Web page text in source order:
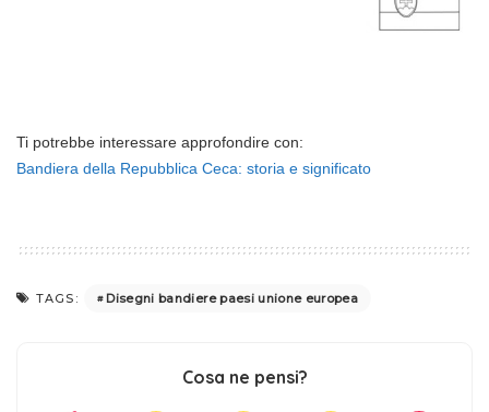
Ti potrebbe interessare approfondire con:
Bandiera della Repubblica Ceca: storia e significato
TAGS: Disegni bandiere paesi unione europea
Cosa ne pensi?